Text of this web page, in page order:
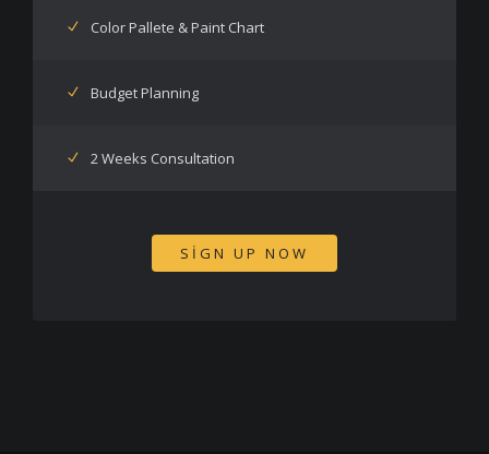
Color Pallete & Paint Chart
Budget Planning
2 Weeks Consultation
SIGN UP NOW